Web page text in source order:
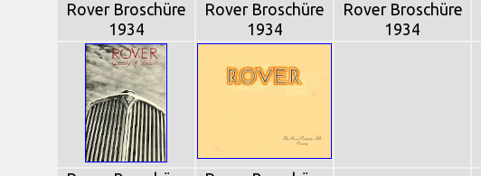
Rover Broschüre
1934
Rover Broschüre
1934
Rover Broschüre
1934